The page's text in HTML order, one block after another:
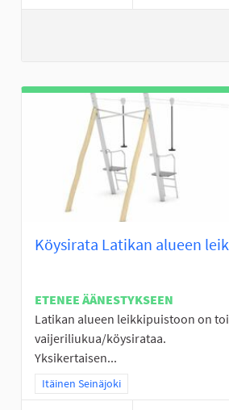
Köysirata Latikan alueen
ETENEE ÄÄNESTYKSEEN
Latikan alueen leikkipuistoon on
vaijeriliukua/köysirataa.
Yksikertaisen...
Rajaa tulokset teeman mukaan: Itäinen
Itäinen Seinäjoki